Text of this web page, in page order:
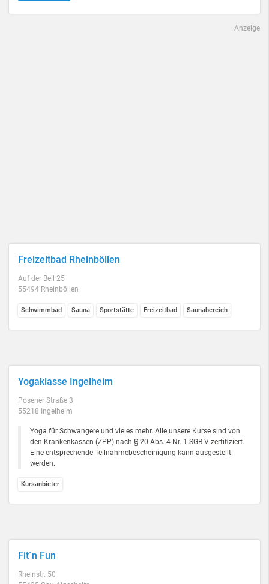
Anzeige
Freizeitbad Rheinböllen
Auf der Bell 25
55494 Rheinböllen
Schwimmbad Sauna Sportstätte Freizeitbad Saunabereich
Yogaklasse Ingelheim
Posener Straße 3
55218 Ingelheim
Yoga für Schwangere und vieles mehr. Alle unsere Kurse sind von
den Krankenkassen (ZPP) nach § 20 Abs. 4 Nr. 1 SGB V zertifiziert.
Eine entsprechende Teilnahmebescheinigung kann ausgestellt
werden.
Kursanbieter
Fit´n Fun
Rheinstr. 50